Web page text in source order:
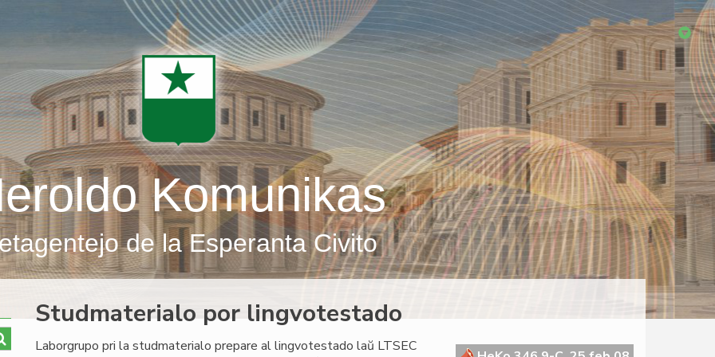
Komunikas
de la Esperanta Civito
Studmaterialo por lingvotestado
Laborgrupo pri la studmaterialo prepare al lingvotestado laŭ LTSEC